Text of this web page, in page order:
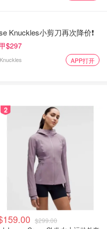
Knuckles小剪刀再次降价❗️
$297
APP打开
2
$299.00